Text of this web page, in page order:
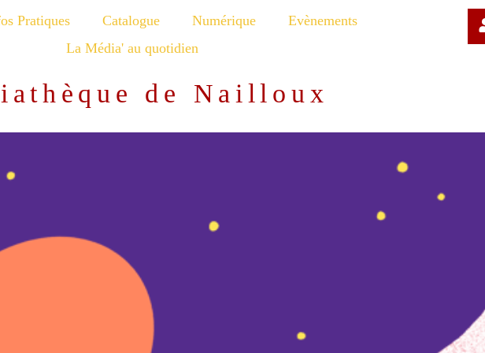
Pratiques Catalogue Numérique
Evènements
La Média' au quotidien
de Nailloux